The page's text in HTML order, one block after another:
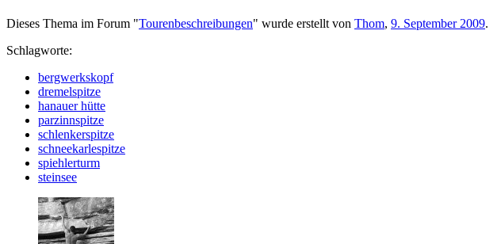
Dieses Thema im Forum "Tourenbeschreibungen" wurde erstellt von Thom, 9. September 2009.
Schlagworte:
bergwerkskopf
dremelspitze
hanauer hütte
parzinnspitze
schlenkerspitze
schneekarlespitze
spiehlerturm
steinsee